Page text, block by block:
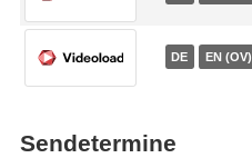
DE EN (OV)
Sendetermine